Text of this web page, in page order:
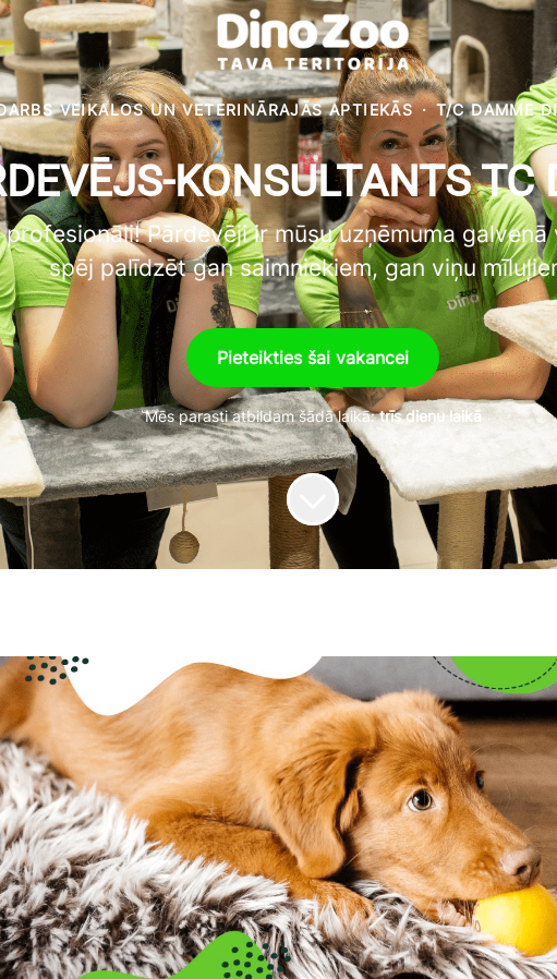
VEIKALOS UN VETERINĀRAJĀS APTIEKĀS · T/C DAMME
KONSULTANTS TC
Pārdevēji ir mūsu uzņēmuma
spēj palīdzēt gan saimniekiem, gan viņu
Pieteikties šai vakancei
Mēs parasti atbildam šādā laikā:trīs dienu laikā